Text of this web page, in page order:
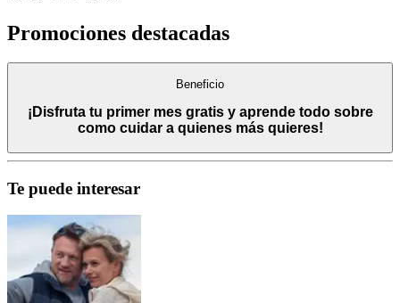
Promociones destacadas
Beneficio
¡Disfruta tu primer mes gratis y aprende todo sobre
como cuidar a quienes más quieres!
Te puede interesar